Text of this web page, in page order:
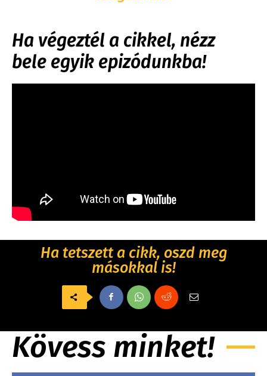
Ha végeztél a cikkel, nézz
bele egyik epizódunkba!
Ha tetszett a cikk, oszd meg
másokkal is!
Kövess minket!